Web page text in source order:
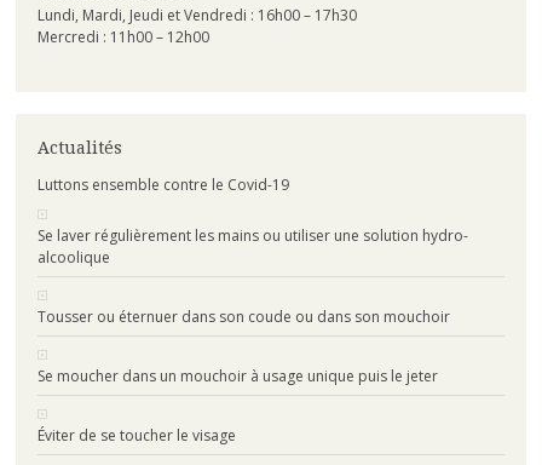
Lundi, Mardi, Jeudi et Vendredi : 16h00 – 17h30
Mercredi : 11h00 – 12h00
Actualités
Luttons ensemble contre le Covid-19
Se laver régulièrement les mains ou utiliser une solution hydro-
alcoolique
Tousser ou éternuer dans son coude ou dans son mouchoir
Se moucher dans un mouchoir à usage unique puis le jeter
Éviter de se toucher le visage